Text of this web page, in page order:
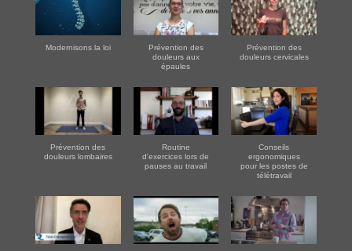
Modernisons la loi
Prévention des
douleurs aux
épaules
Prévention des
douleurs cervicales
Prévention des
douleurs lombaires
Routine
d'exercices lors de
pauses au travail
Conseils
ergonomiques
pour les postes de
télétravail